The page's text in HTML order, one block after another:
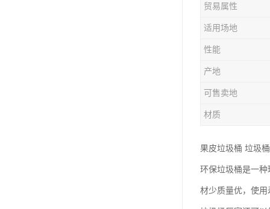
贸易属性
适用场地
性能
产地
可售卖地
材质
果皮垃圾桶 垃圾
环保垃圾桶是一
材少质量优，使